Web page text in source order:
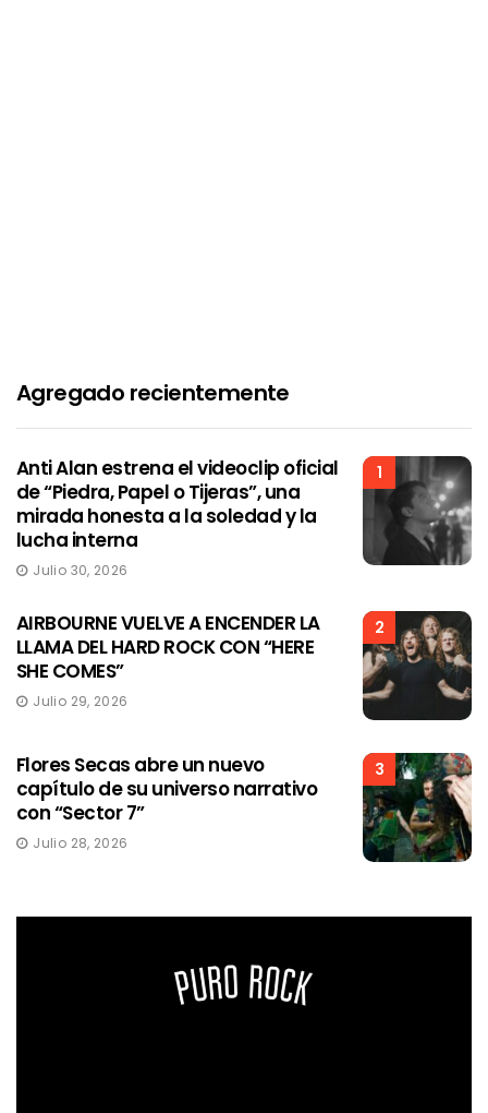
Agregado recientemente
1
Anti Alan estrena el videoclip oficial
de “Piedra, Papel o Tijeras”, una
mirada honesta a la soledad y la
lucha interna
Julio 30, 2026
2
AIRBOURNE VUELVE A ENCENDER LA
LLAMA DEL HARD ROCK CON “HERE
SHE COMES”
Julio 29, 2026
3
Flores Secas abre un nuevo
capítulo de su universo narrativo
con “Sector 7”
Julio 28, 2026